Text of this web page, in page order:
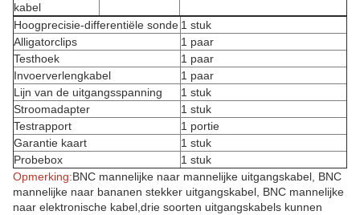
kabel
Hoogprecisie-differentiële sonde 1 stuk
Alligatorclips
1 paar
Testhoek
1 paar
Invoerverlengkabel
1 paar
Lijn van de uitgangsspanning
1 stuk
Stroomadapter
1 stuk
Testrapport
1 portie
Garantie kaart
1 stuk
Probebox
1 stuk
Opmerking:BNC mannelijke naar mannelijke uitgangskabel, BNC
mannelijke naar bananen stekker uitgangskabel, BNC mannelijke
naar elektronische kabel,drie soorten uitgangskabels kunnen